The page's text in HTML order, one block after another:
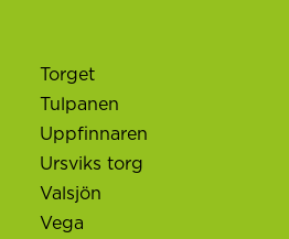
Torget
Tulpanen
Uppfinnaren
Ursviks torg
Valsjön
Vega